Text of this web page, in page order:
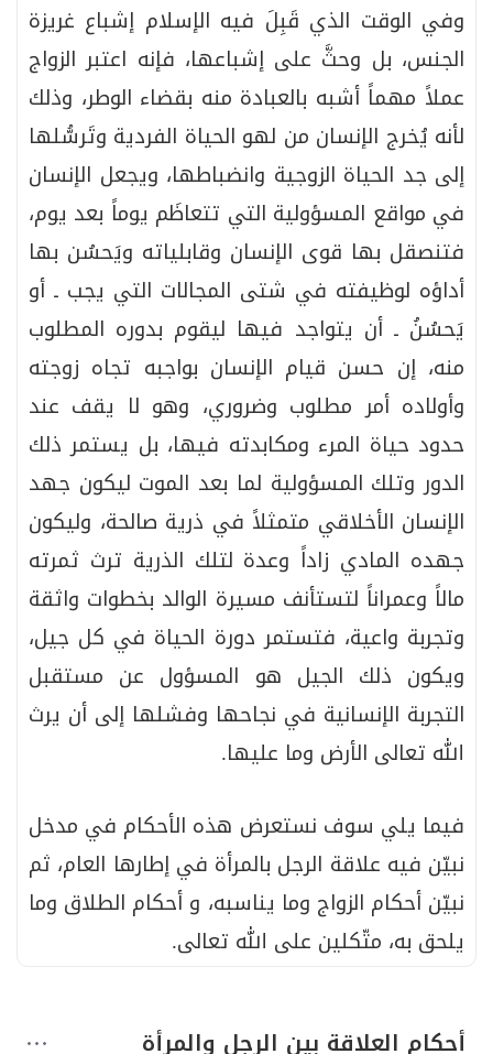
وفي الوقت الذي قَبِلَ فيه الإسلام إشباع غريزة
الجنس، بل وحثَّ على إشباعها، فإنه اعتبر الزواج
عملاً مهماً أشبه بالعبادة منه بقضاء الوطر، وذلك
لأنه يُخرج الإنسان من لهو الحياة الفردية وتَرسُّلها
إلى جد الحياة الزوجية وانضباطها، ويجعل الإنسان
في مواقع المسؤولية التي تتعاظَم يوماً بعد يوم،
فتنصقل بها قوى الإنسان وقابلياته ويَحسُن بها
أداؤه لوظيفته في شتى المجالات التي يجب ـ أو
يَحسُنُ ـ أن يتواجد فيها ليقوم بدوره المطلوب
منه، إن حسن قيام الإنسان بواجبه تجاه زوجته
وأولاده أمر مطلوب وضروري، وهو لا يقف عند
حدود حياة المرء ومكابدته فيها، بل يستمر ذلك
الدور وتلك المسؤولية لما بعد الموت ليكون جهد
الإنسان الأخلاقي متمثلاً في ذرية صالحة، وليكون
جهده المادي زاداً وعدة لتلك الذرية ترث ثمرته
مالاً وعمراناً لتستأنف مسيرة الوالد بخطوات واثقة
وتجربة واعية، فتستمر دورة الحياة في كل جيل،
ويكون ذلك الجيل هو المسؤول عن مستقبل
التجربة الإنسانية في نجاحها وفشلها إلى أن يرث
الله تعالى الأرض وما عليها.
فيما يلي سوف نستعرض هذه الأحكام في مدخل
نبيّن فيه علاقة الرجل بالمرأة في إطارها العام، ثم
نبيّن أحكام الزواج وما يناسبه، و أحكام الطلاق وما
يلحق به، متّكلين على الله تعالى.
أحكام العلاقة بين الرجل والمرأة